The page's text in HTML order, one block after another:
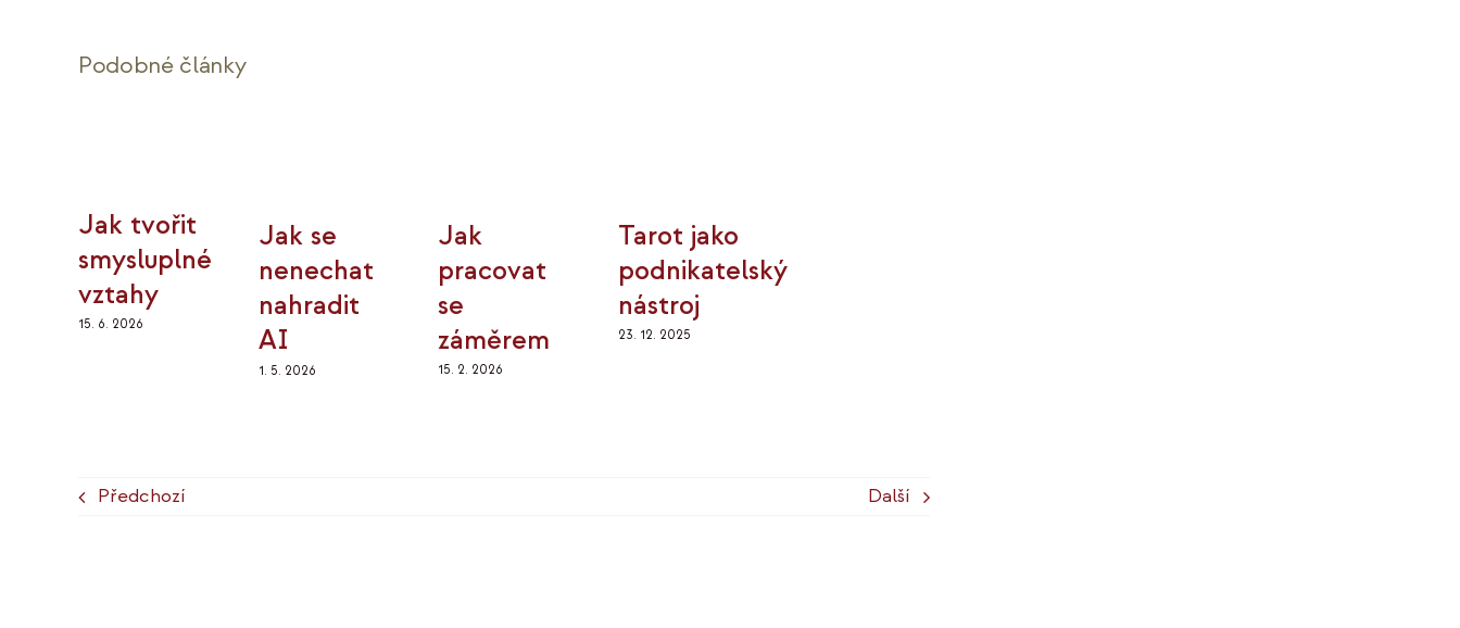
Podobné články
Jak tvořit
smysluplné
vztahy
15. 6. 2026
Jak se
nenechat
nahradit
AI
1. 5. 2026
Jak
pracovat
se
záměrem
15. 2. 2026
Tarot jako
podnikatelský
nástroj
23. 12. 2025
Předchozí Další